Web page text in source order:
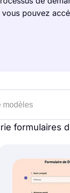
pouvez
formulaires